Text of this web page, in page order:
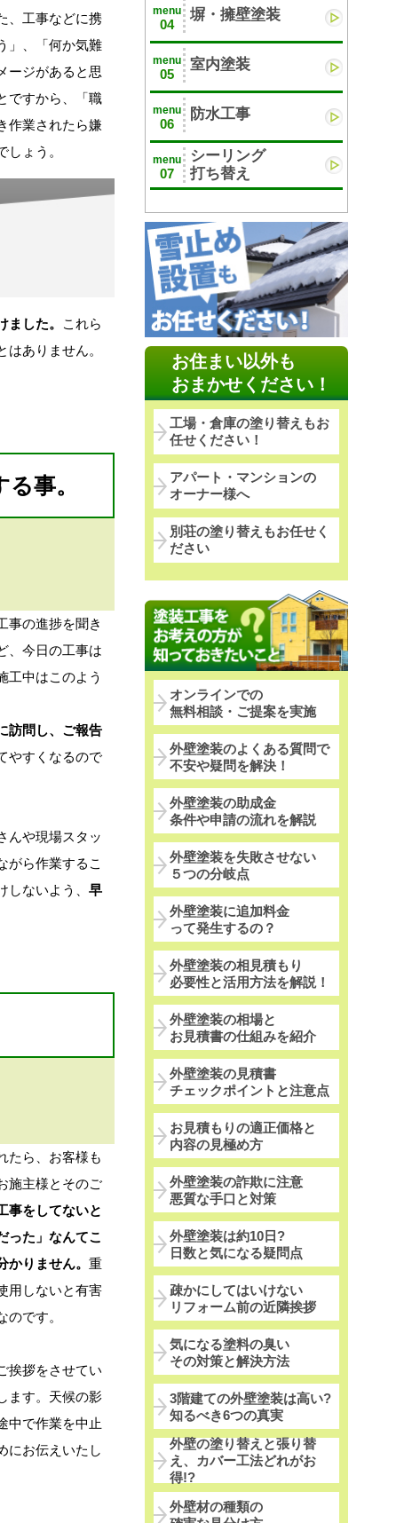
、工事などに携
」、「何か気難
ージがあると思
ですから、「職
作業されたら嫌
ょう。
した。
これら
ありません。
事。
事の進捗を聞き
、今日の工事は
工中はこのよう
訪問し、ご報告
やすくなるので
んや現場スタッ
がら作業するこ
ないよう、 早
たら、お客様も
施主様とそのご
事をしてないと
った」なんてこ
りません。 重
用しないと有害
です。
挨拶をさせてい
ます。天候の影
中で作業を中止
にお伝えいたし
menu
04
塀・擁壁塗装
menu
05
室内塗装
menu
06
防水工事
menu
07
シーリング
打ち替え
お住まい以外も
おまかせください！
工場・倉庫の塗り替えもお
任せください！
アパート・マンションの
オーナー様へ
別荘の塗り替えもお任せく
ださい
オンラインでの
無料相談・ご提案を実施
外壁塗装のよくある質問で
不安や疑問を解決！
外壁塗装の助成金
条件や申請の流れを解説
外壁塗装を失敗させない
５つの分岐点
外壁塗装に追加料金
って発生するの？
外壁塗装の相見積もり
必要性と活用方法を解説！
外壁塗装の相場と
お見積書の仕組みを紹介
外壁塗装の見積書
チェックポイントと注意点
お見積もりの適正価格と
内容の見極め方
外壁塗装の詐欺に注意
悪質な手口と対策
外壁塗装は約10日?
日数と気になる疑問点
疎かにしてはいけない
リフォーム前の近隣挨拶
気になる塗料の臭い
その対策と解決方法
3階建ての外壁塗装は高い?
知るべき6つの真実
外壁の塗り替えと張り替
え、カバー工法どれがお
得!?
外壁材の種類の